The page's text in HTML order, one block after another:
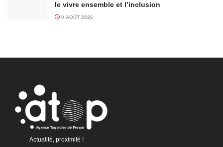
le vivre ensemble et l’inclusion
9 AOÛT 2026
Actualité, proximité !